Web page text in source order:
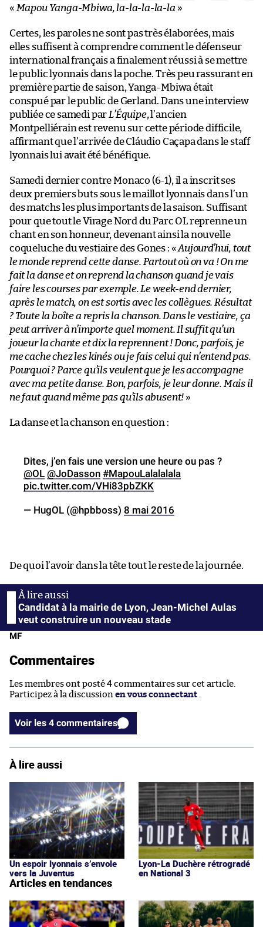
« Mapou Yanga-Mbiwa, la-la-la-la-la »
Certes, les paroles ne sont pas très élaborées, mais
elles suffisent à comprendre comment le défenseur
international français a finalement réussi à se mettre
le public lyonnais dans la poche. Très peu rassurant en
première partie de saison, Yanga-Mbiwa était
conspué par le public de Gerland. Dans une interview
publiée ce samedi par L’Équipe, l’ancien
Montpelliérain est revenu sur cette période difficile,
affirmant que l’arrivée de Cláudio Caçapa dans le staff
lyonnais lui avait été bénéfique.
Samedi dernier contre Monaco (6-1), il a inscrit ses
deux premiers buts sous le maillot lyonnais dans l’un
des matchs les plus importants de la saison. Suffisant
pour que tout le Virage Nord du Parc OL reprenne un
chant en son honneur, devenant ainsi la nouvelle
coqueluche du vestiaire des Gones : «Aujourd’hui, tout
le monde reprend cette danse. Partout où on va ! On me
fait la danse et on reprend la chanson quand je vais
faire les courses par exemple. Le week-end dernier,
après le match, on est sortis avec les collègues. Résultat
? Toute la boîte a repris la chanson. Dans le vestiaire, ça
peut arriver à n’importe quel moment. Il suffit qu’un
joueur la chante et dix la reprennent ! Donc, parfois, je
me cache chez les kinés ou je fais celui qui n’entend pas.
Pourquoi ? Parce qu’ils veulent que je les accompagne
avec ma petite danse. Bon, parfois, je leur donne. Mais il
ne faut quand même pas qu’ils abusent! »
La danse et la chanson en question :
Dites, j’en fais une version une heure ou pas ?
@OL @JoDasson #MapouLalalalala
pic.twitter.com/VHi83pbZKK
— HugOL (@hpbboss) 8 mai 2016
De quoi l’avoir dans la tête tout le reste de la journée.
Candidat à la mairie de Lyon, Jean-Michel Aulas
veut construire un nouveau stade
MF
Commentaires
Les membres ont posté 4 commentaires sur cet article.
Participez à la discussion en vous connectant .
Voir les 4 commentaires
À lire aussi
Un espoir lyonnais s’envole
vers la Juventus
Lyon-La Duchère rétrogradé
en National 3
Articles en tendances